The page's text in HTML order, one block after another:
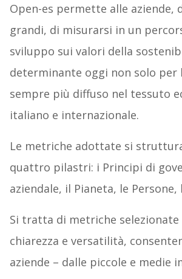
Open-es permette alle aziende,
grandi, di misurarsi in un
sviluppo sui valori della
determinante oggi non solo per
sempre più diffuso nel tessuto
italiano e internazionale.
Le metriche adottate si
quattro pilastri: i Principi di
aziendale, il Pianeta, le
Si tratta di metriche
chiarezza e versatilità,
aziende – dalle piccole e medie